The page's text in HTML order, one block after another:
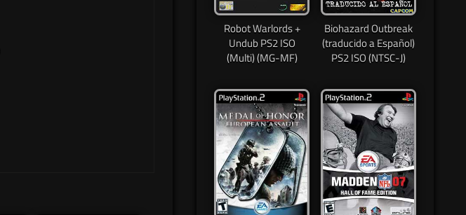
Robot Warlords +
Undub PS2 ISO
(Multi) (MG-MF)
Biohazard Outbreak
(traducido a Español)
PS2 ISO (NTSC-J)